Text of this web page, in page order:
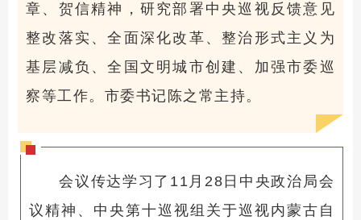
章、贺信精神，研究部署中央巡视反馈意见
整改落实、全面深化改革、整治形式主义为
基层减负、全国文明城市创建、加强市委巡
察等工作。市委书记陈之常主持。
会议传达学习了11月28日中央政治局会
议精神、中央第十巡视组关于巡视内蒙古自